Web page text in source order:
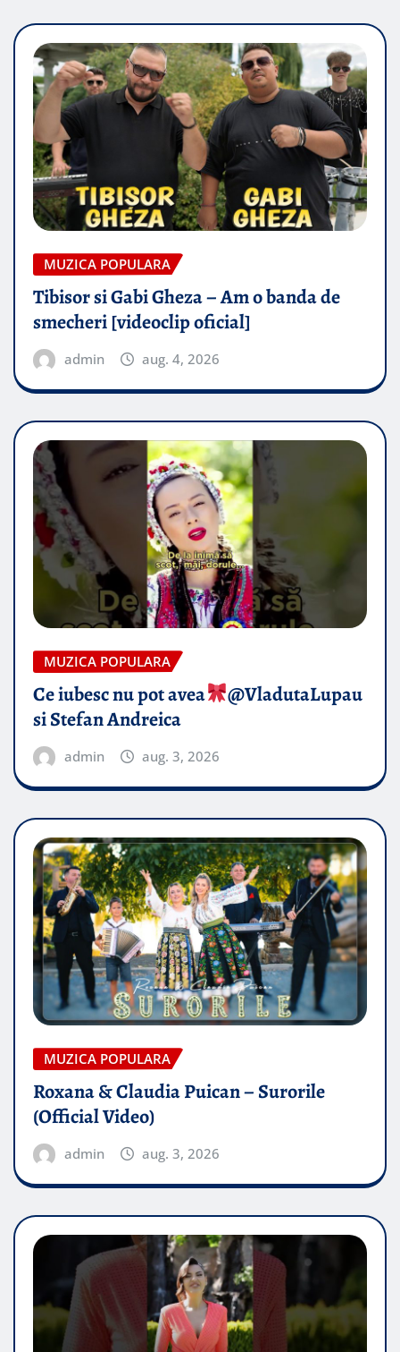
MUZICA POPULARA
Tibisor si Gabi Gheza – Am o banda de
smecheri [videoclip oficial]
admin aug. 4, 2026
MUZICA POPULARA
Ce iubesc nu pot avea
​@VladutaLupau
si Stefan Andreica
admin aug. 3, 2026
MUZICA POPULARA
Roxana & Claudia Puican – Surorile
(Official Video)
admin aug. 3, 2026